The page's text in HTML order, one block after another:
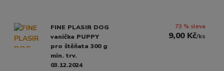
FINE PLASIR DOG
vanička PUPPY
pro štěňata 300 g
min. trv.
03.12.2024
73 % sleva
9,00 Kč/ks